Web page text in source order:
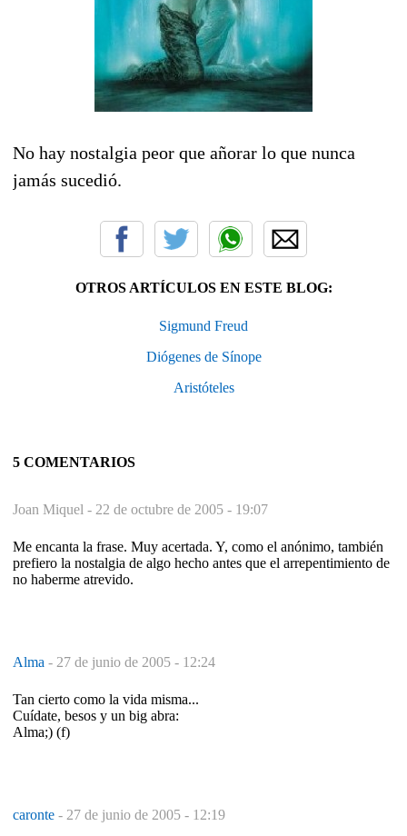
No hay nostalgia peor que añorar lo que nunca
jamás sucedió.
OTROS ARTÍCULOS EN ESTE BLOG:
Sigmund Freud
Diógenes de Sínope
Aristóteles
5 COMENTARIOS
Joan Miquel - 22 de octubre de 2005 - 19:07
Me encanta la frase. Muy acertada. Y, como el anónimo, también
prefiero la nostalgia de algo hecho antes que el arrepentimiento de
no haberme atrevido.
Alma - 27 de junio de 2005 - 12:24
Tan cierto como la vida misma...
Cuídate, besos y un big abra:
Alma;) (f)
caronte - 27 de junio de 2005 - 12:19